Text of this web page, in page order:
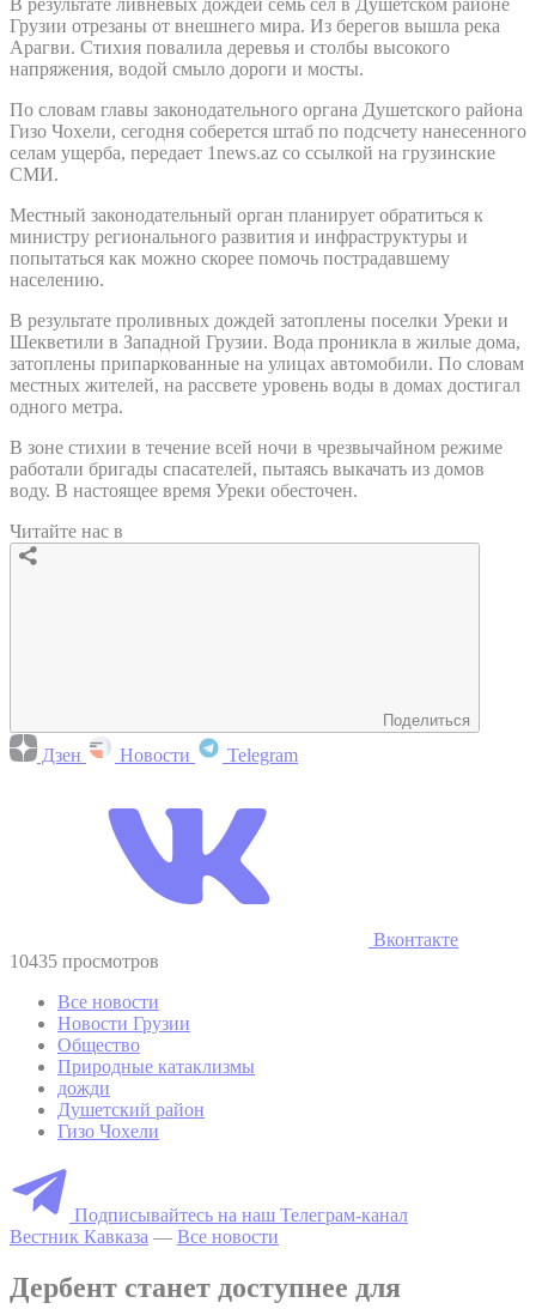
Грузии отрезаны от внешнего мира. Из берегов вышла река
Арагви. Стихия повалила деревья и столбы высокого
напряжения, водой смыло дороги и мосты.
По словам главы законодательного органа Душетского района
Гизо Чохели, сегодня соберется штаб по подсчету нанесенного
селам ущерба, передает 1news.az со ссылкой на грузинские
СМИ.
Местный законодательный орган планирует обратиться к
министру регионального развития и инфраструктуры и
попытаться как можно скорее помочь пострадавшему
населению.
В результате проливных дождей затоплены поселки Уреки и
Шекветили в Западной Грузии. Вода проникла в жилые дома,
затоплены припаркованные на улицах автомобили. По словам
местных жителей, на рассвете уровень воды в домах достигал
одного метра.
В зоне стихии в течение всей ночи в чрезвычайном режиме
работали бригады спасателей, пытаясь выкачать из домов
воду. В настоящее время Уреки обесточен.
Читайте нас в
Поделиться
Дзен Новости Telegram
Вконтакте
10435 просмотров
Все новости
Новости Грузии
Общество
Природные катаклизмы
дожди
Душетский район
Гизо Чохели
Подписывайтесь на наш Телеграм-канал
Вестник Кавказа — Все новости
Дербент станет доступнее для